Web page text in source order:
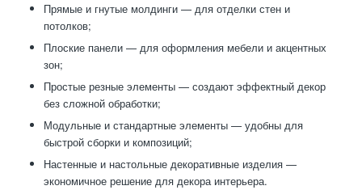
Прямые и гнутые молдинги — для отделки стен и
потолков;
Плоские панели — для оформления мебели и акцентных
зон;
Простые резные элементы — создают эффектный декор
без сложной обработки;
Модульные и стандартные элементы — удобны для
быстрой сборки и композиций;
Настенные и настольные декоративные изделия —
экономичное решение для декора интерьера.